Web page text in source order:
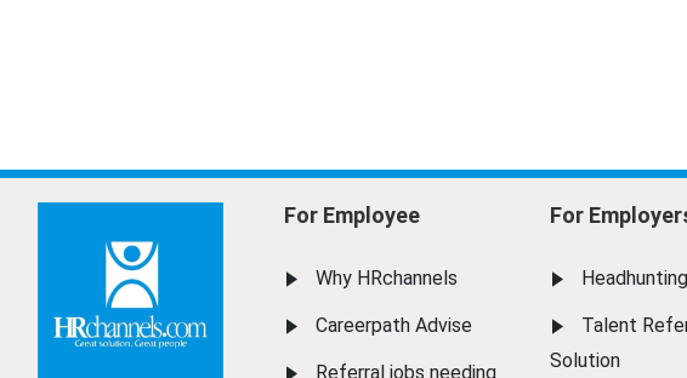
For Employee
Why HRchannels
Careerpath Advise
Referral jobs needing
For
Talent
Solution